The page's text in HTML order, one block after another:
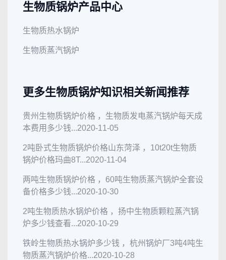
生物质锅炉产品中心
生物质热水锅炉
生物质蒸汽锅炉
更多生物质锅炉知识相关新闻推荐
贵州生物质锅炉价格 ，生物质发电蒸汽锅炉每天成
本费用多少钱...2020-11-05
2吨卧式生物质锅炉价格山东菏泽 ，10t20t生物质
锅炉价格玛曲8T...2020-11-04
两吨生物质锅炉价格 ，60吨生物质蒸汽锅炉全套设
备价格多少钱...2020-10-30
2吨生物质热水锅炉价格 ，扬中生物质颗粒蒸汽锅
炉多少钱查看...2020-10-29
铁岭生物质热水锅炉多少钱 ，杭州锅炉厂3吨4吨生
物质蒸汽锅炉价格...2020-10-28